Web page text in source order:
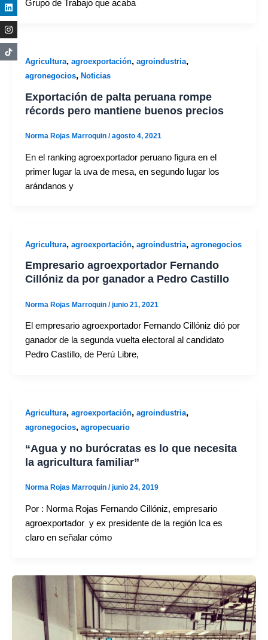
Grupo de Trabajo que acaba
Agricultura, agroexportación, agroindustria,
agronegocios, Noticias
Exportación de palta peruana rompe
récords pero mantiene buenos precios
Norma Rojas Marroquin /agosto 4, 2021
En el ranking agroexportador peruano figura en el
primer lugar la uva de mesa, en segundo lugar los
arándanos y
Agricultura, agroexportación, agroindustria, agronegocios
Empresario agroexportador Fernando
Cillóniz da por ganador a Pedro Castillo
Norma Rojas Marroquin /junio 21, 2021
El empresario agroexportador Fernando Cillóniz dió por
ganador de la segunda vuelta electoral al candidato
Pedro Castillo, de Perú Libre,
Agricultura, agroexportación, agroindustria,
agronegocios, agropecuario
“Agua y no burócratas es lo que necesita
la agricultura familiar”
Norma Rojas Marroquin /junio 24, 2019
Por : Norma Rojas Fernando Cillóniz, empresario
agroexportador y ex presidente de la región Ica es
claro en señalar cómo